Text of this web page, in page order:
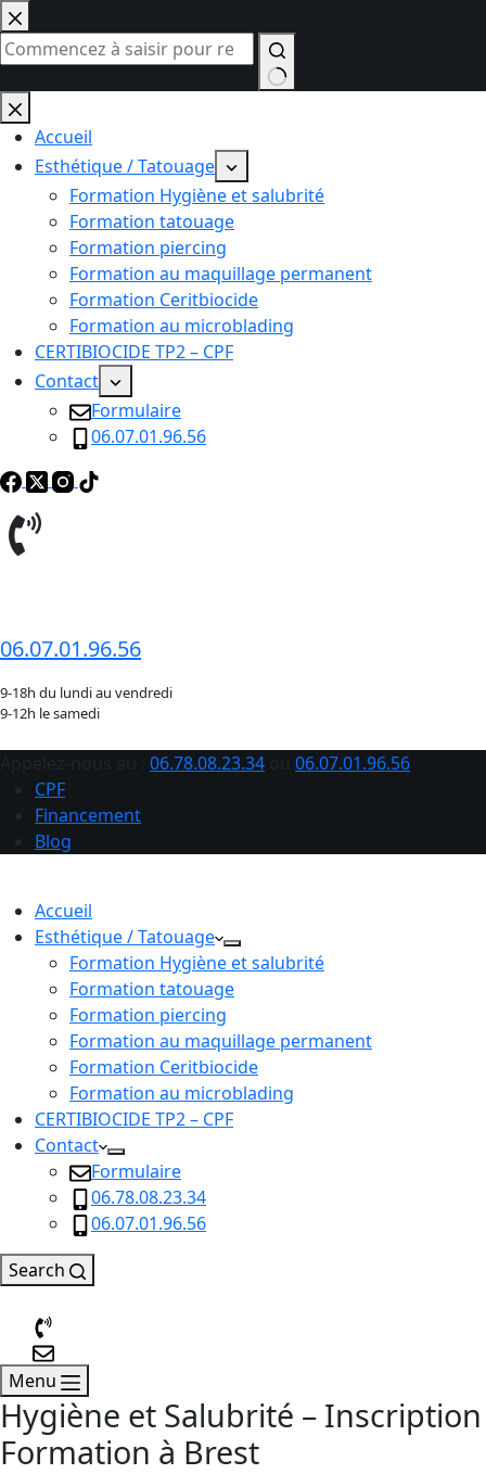
Passer
au
contenu
Aucun
résultatAccueil
Esthétique / Tatouage
Formation Hygiène et salubrité
Formation tatouage
Formation piercing
Formation au maquillage permanent
Formation Ceritbiocide
Formation au microblading
CERTIBIOCIDE TP2 – CPF
Contact
Formulaire
06.07.01.96.56
06.07.01.96.56
9-18h du lundi au vendredi
9-12h le samedi
06.78.08.23.34
06.07.01.96.56
CPF
Financement
Blog
Accueil
Esthétique / Tatouage
Formation Hygiène et salubrité
Formation tatouage
Formation piercing
Formation au maquillage permanent
Formation Ceritbiocide
Formation au microblading
CERTIBIOCIDE TP2 – CPF
Contact
Formulaire
06.78.08.23.34
06.07.01.96.56
Search
Menu
Hygiène et Salubrité – Inscription
Formation à Brest